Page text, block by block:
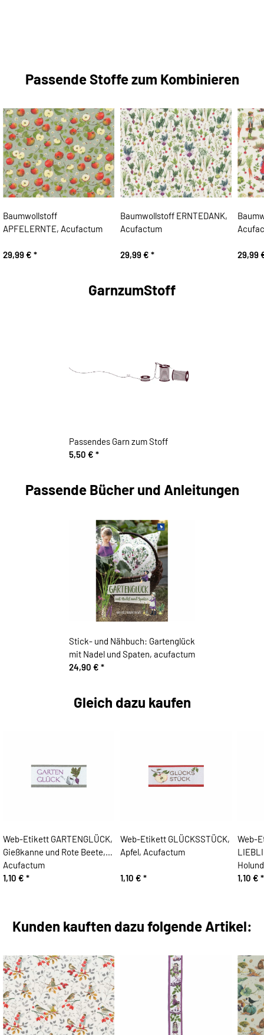
Passende Stoffe zum Kombinieren
Baumwollstoff
APFELERNTE, Acufactum
29,99 € *
Baumwollstoff ERNTEDANK,
Acufactum
29,99 € * 29,99
GarnzumStoff
Passendes Garn zum Stoff
5,50 € *
Passende Bücher und Anleitungen
Stick- und Nähbuch: Gartenglück
mit Nadel und Spaten, acufactum
24,90 € *
Gleich dazu kaufen
Web-Etikett GARTENGLÜCK,
Gießkanne und Rote Beete,
Acufactum
1,10 € *
Web-Etikett GLÜCKSSTÜCK,
Apfel, Acufactum
1,10 € *
Web-
1,10 € *
Kunden kauften dazu folgende Artikel: